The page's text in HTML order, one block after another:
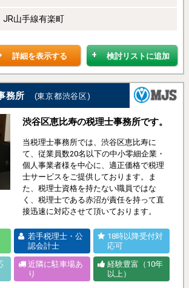
JR山手線有楽町
検討リストに追加
詳細を表示する
務所 (東京都渋谷区)
渋谷区恵比寿の税理士事務所です。
当税理士事務所では、渋谷区恵比寿に
て、従業員数20名以下の中小零細企業・
個人事業者様を中心に、適正価格で税理
士サービスをご提供しております。ま
た、税理士資格を持たない職員ではな
く、税理士である赤沼が責任を持って直
接迅速に対応させて頂いております。
若手税理士・公
認会計士
18時以降受付対
応可
近隣に駐車場あ
り
経験豊富（10年
以上）